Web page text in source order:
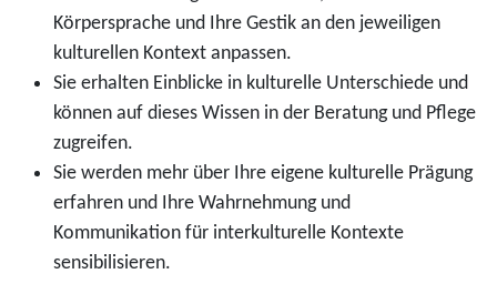
Körpersprache und Ihre Gestik an den jeweiligen
kulturellen Kontext anpassen.
Sie erhalten Einblicke in kulturelle Unterschiede und
können auf dieses Wissen in der Beratung und Pflege
zugreifen.
Sie werden mehr über Ihre eigene kulturelle Prägung
erfahren und Ihre Wahrnehmung und
Kommunikation für interkulturelle Kontexte
sensibilisieren.